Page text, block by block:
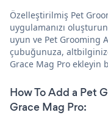
Özelleştirilmiş Pet
uygulamanızı
uyun ve Pet Grooming
çubuğunuza,
Grace Mag Pro ekleyin
How To Add a Pet
Grace Mag Pro: